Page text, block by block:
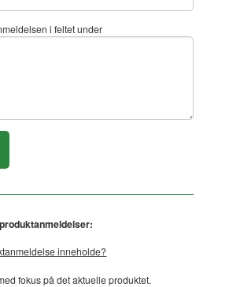
i feltet under
inneholde?
fokus på det aktuelle produktet.